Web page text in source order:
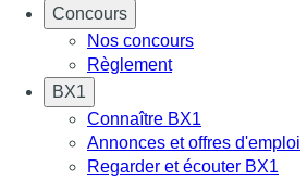
Concours
Nos concours
Règlement
BX1
Connaître BX1
Annonces et offres d'emploi
Regarder et écouter BX1